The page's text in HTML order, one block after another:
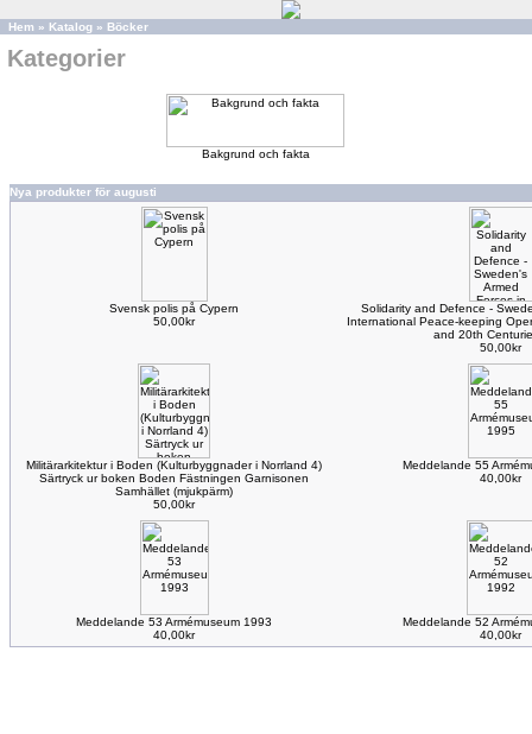
Hem » Katalog » Böcker
Kategorier
Bakgrund och fakta
Nya produkter för augusti
Svensk polis på Cypern
50,00kr
Solidarity and Defence -
International Peace-keeping
and 20th
50,00kr
Militärarkitektur i Boden (Kulturbyggnader i Norrland 4)
Särtryck ur boken Boden Fästningen Garnisonen
Samhället (mjukpärm)
50,00kr
Meddelande 55
40,00kr
Meddelande 53 Armémuseum 1993
40,00kr
Meddelande 52
40,00kr